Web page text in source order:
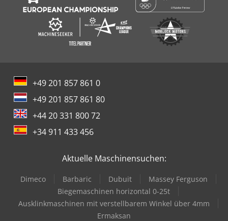
+49 201 857 861 0
+49 201 857 861 80
+44 20 331 800 72
+34 911 433 456
Aktuelle Maschinensuchen:
Dimeco Barbaric Dubuit
Massey Ferguson
Biegemaschinen horizontal 0-25t
Ausklinkmaschinen mit verstellbarem Winkel über 4mm
Ermaksan